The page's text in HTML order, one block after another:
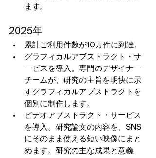
ます。
2025年
累計ご利用件数が10万件に到達。
グラフィカルアブストラクト・サ
ービスを導入。専門のデザイナー
チームが、研究の主旨を明快に示
すグラフィカルアブストラクトを
個別に制作します。
ビデオアブストラクト・サービス
を導入。研究論文の内容を、SNS
にそのまま使える短い映像にまと
めます。研究の主な成果と意義